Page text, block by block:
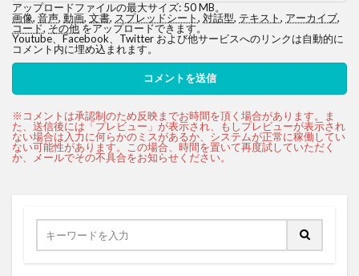
アップロードファイルの最大サイズ: 50 MB。
画像, 音声, 動画, 文書, スプレッドシート, 対話型, テキスト, アーカイブ,
コード,その他をアップロードできます。
Youtube、Facebook、Twitter および他サービスへのリンクは自動的に
コメント内に埋め込まれます。